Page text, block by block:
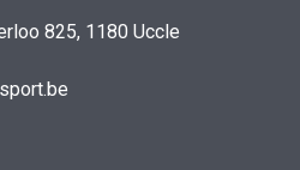
825, 1180 Uccle